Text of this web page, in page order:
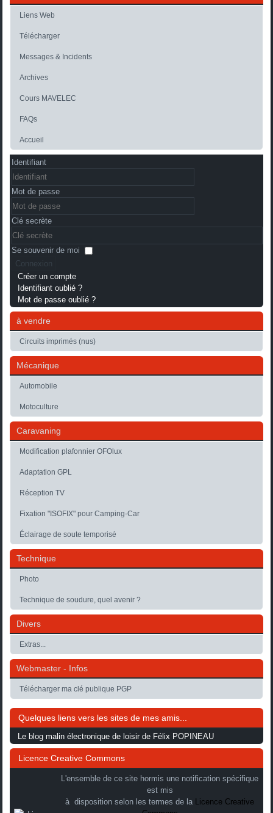
Liens Web
Télécharger
Messages & Incidents
Archives
Cours MAVELEC
FAQs
Accueil
Identifiant
Mot de passe
Clé secrète
Se souvenir de moi
Connexion
Créer un compte
Identifiant oublié ?
Mot de passe oublié ?
à vendre
Circuits imprimés (nus)
Mécanique
Automobile
Motoculture
Caravaning
Modification plafonnier OFOlux
Adaptation GPL
Réception TV
Fixation "ISOFIX" pour Camping-Car
Éclairage de soute temporisé
Technique
Photo
Technique de soudure, quel avenir ?
Divers
Extras...
Webmaster - Infos
Télécharger ma clé publique PGP
Quelques liens vers les sites de mes amis...
Le blog malin électronique de loisir de Félix POPINEAU
Licence Creative Commons
L'ensemble de ce site hormis une notification spécifique
est mis
à disposition selon les termes de la Licence Creative